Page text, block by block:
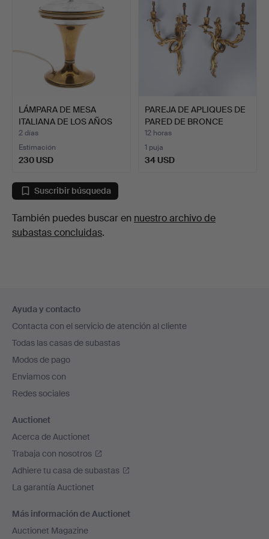
LÁMPARA DE MESA
ITALIANA DE LOS AÑOS
50 EN…
2 días
Estimación
230 USD
PAREJA DE APLIQUES DE
PARED DE BRONCE
DORA…
12 horas
1 puja
34 USD
Suscribir búsqueda
También puedes buscar en nuestro archivo de
subastas concluidas.
en
el
pie
de
página
Ayuda y contacto
Contacta con el servicio de atención al cliente
Todas las casas de subastas
Modos de pago
Enviamos con
Redes sociales
Auctionet
Acerca de Auctionet
Trabaja con nosotros
Adhiere tu casa de subastas
La garantía Auctionet
Más información de Auctionet
Auctionet Magazine